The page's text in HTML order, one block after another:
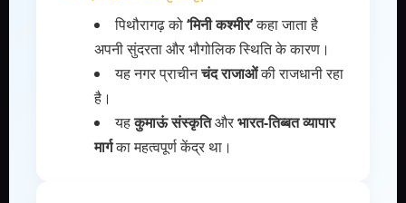
पिथौरागढ़ को‘मिनी कश्मीर’कहा जाता है
अपनी सुंदरता और भौगोलिक स्थिति के कारण।
यह नगर प्राचीनचंद राजाओंकी राजधानी रहा
है।
यहकुमाऊं संस्कृतिऔरभारत-तिब्बत व्यापार
मार्गका महत्वपूर्ण केंद्र था।